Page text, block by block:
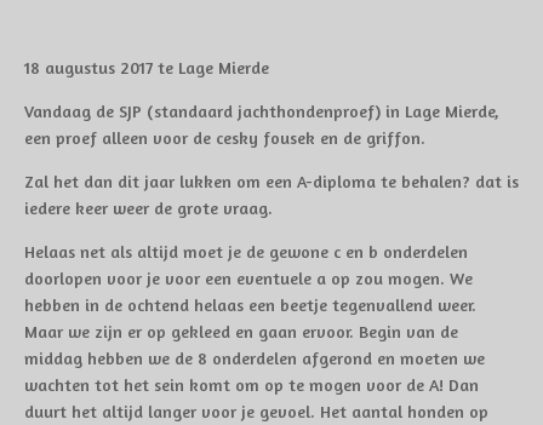
18 augustus 2017 te Lage Mierde
Vandaag de SJP (standaard jachthondenproef) in Lage Mierde,
een proef alleen voor de cesky fousek en de griffon.
Zal het dan dit jaar lukken om een A-diploma te behalen? dat is
iedere keer weer de grote vraag.
Helaas net als altijd moet je de gewone c en b onderdelen
doorlopen voor je voor een eventuele a op zou mogen. We
hebben in de ochtend helaas een beetje tegenvallend weer.
Maar we zijn er op gekleed en gaan ervoor. Begin van de
middag hebben we de 8 onderdelen afgerond en moeten we
wachten tot het sein komt om op te mogen voor de A! Dan
duurt het altijd langer voor je gevoel. Het aantal honden op